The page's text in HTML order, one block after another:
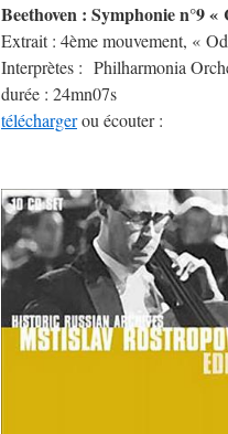
Beethoven : Symphonie n°9
Extrait : 4ème mouvement, «
Interprètes : Philharmonia
durée : 24mn07s
téléchargerou écouter :